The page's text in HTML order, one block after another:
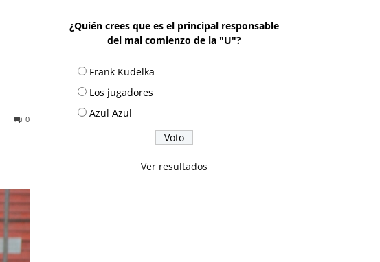
0
¿Quién crees que es el principal responsable
del mal comienzo de la "U"?
Frank Kudelka
Los jugadores
Azul Azul
Ver resultados